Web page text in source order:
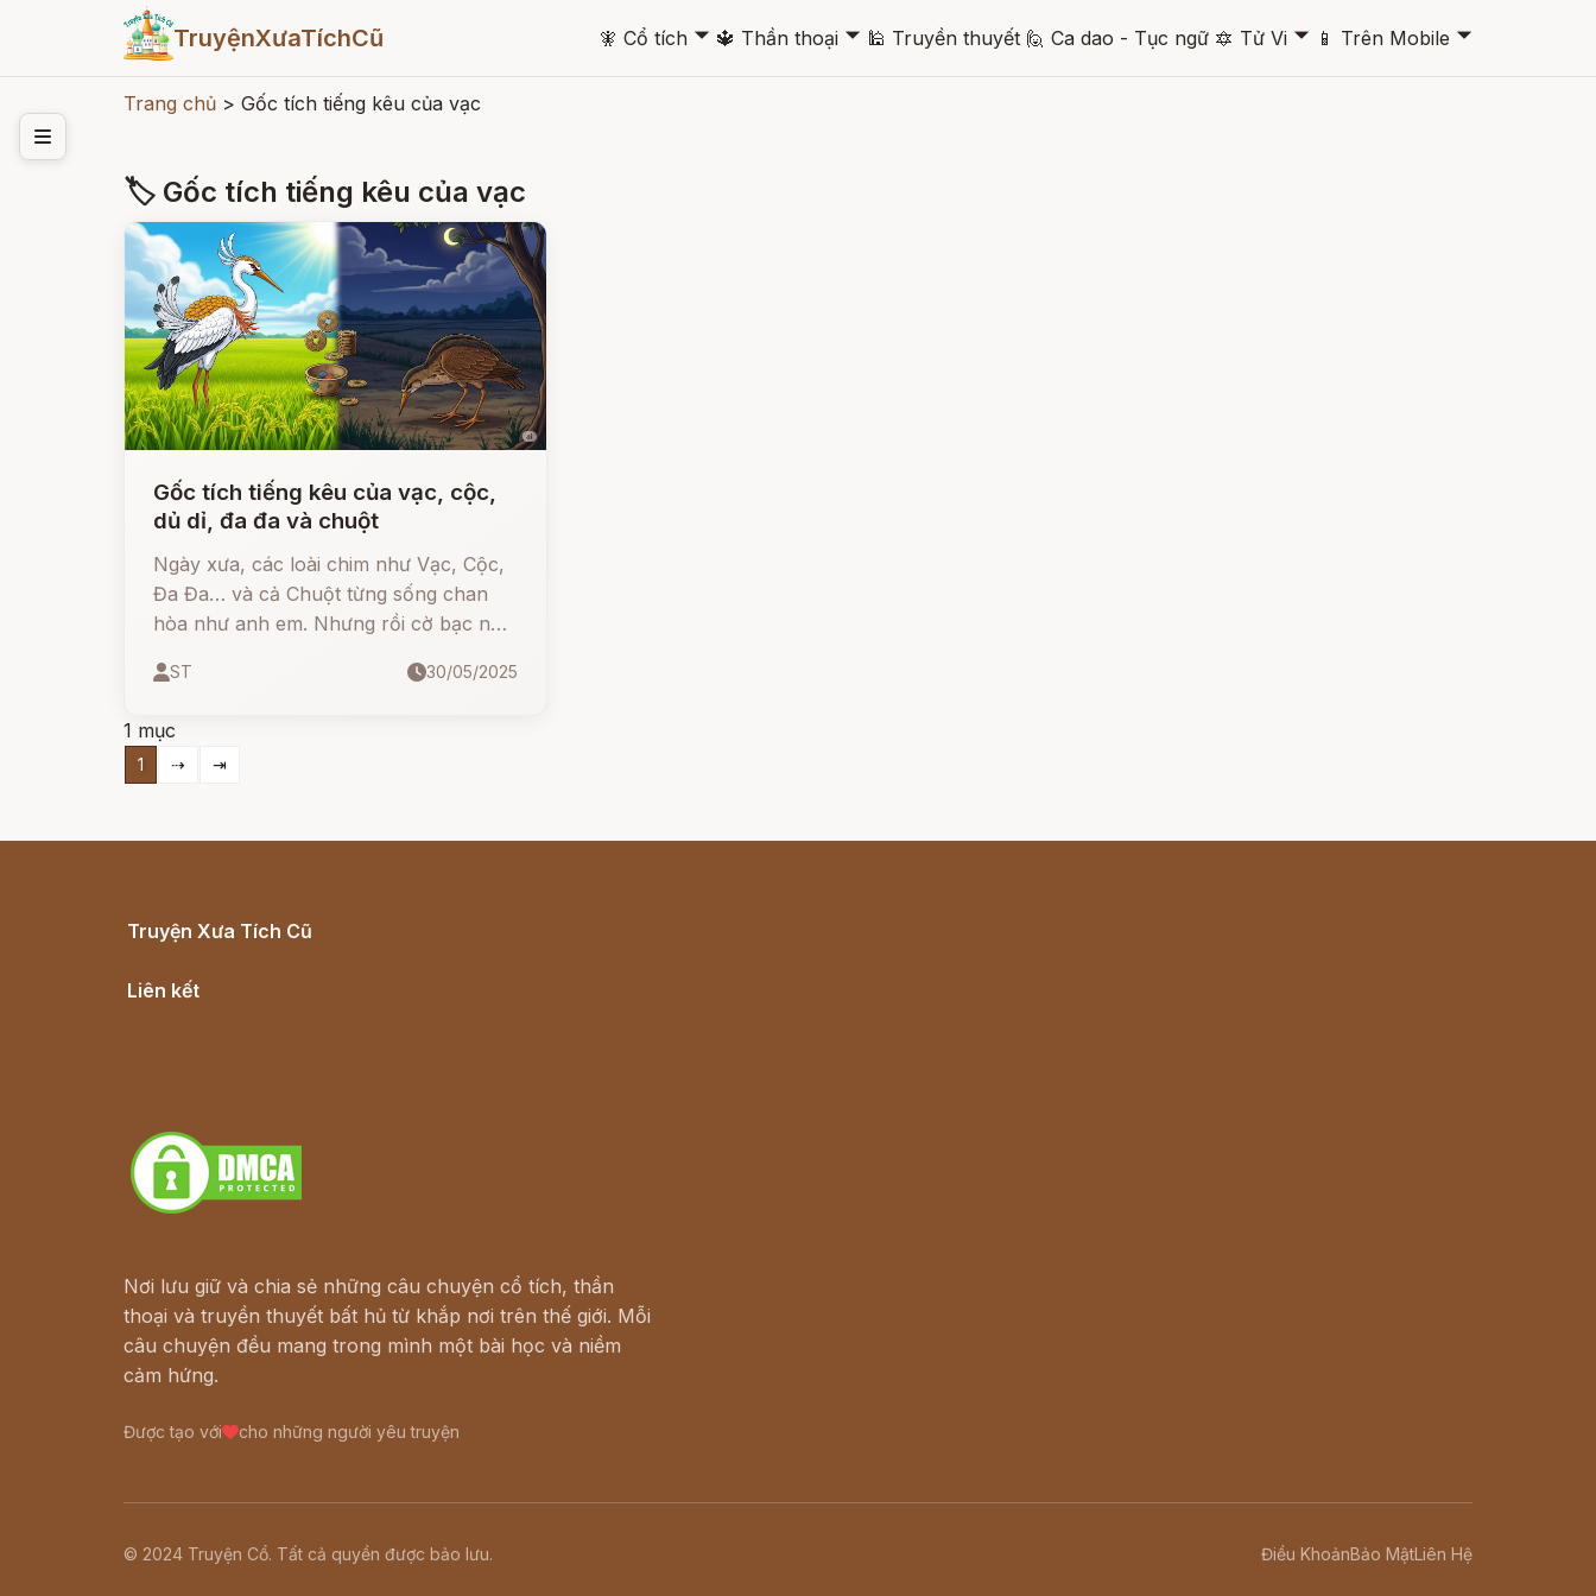
TruyệnXưaTíchCũ 🧚 Cổ tích 🞃 🔱 Thần thoại 🞃 🕌 Truyền thuyết 🙋 Ca dao - Tục ngữ 🔯 Tử Vi 🞃 📱 Trên Mobile 🞃
Trang chủ > Gốc tích tiếng kêu của vạc
🏷 Gốc tích tiếng kêu của vạc
Gốc tích tiếng kêu của vạc, cộc,
dủ dỉ, đa đa và chuột
Ngày xưa, các loài chim như Vạc, Cộc,
Đa Đa… và cả Chuột từng sống chan
hòa như anh em. Nhưng rồi cờ bạc nổi
khiến cả nhóm tan rã, rơi vào cảnh
tiếng kêu bi ai, nuối tiếc cho số phận và
quá khứ sai lầm của mình.
ST 30/05/2025
1 mục
1 ⇢ ⇥
Truyện Xưa Tích Cũ
Liên kết
Nơi lưu giữ và chia sẻ những câu chuyện cổ tích, thần
thoại và truyền thuyết bất hủ từ khắp nơi trên thế giới. Mỗi
câu chuyện đều mang trong mình một bài học và niềm
cảm hứng.
Được tạo với cho những người yêu truyện
© 2024 Truyện Cổ. Tất cả quyền được bảo lưu. Điều KhoảnBảo MậtLiên Hệ